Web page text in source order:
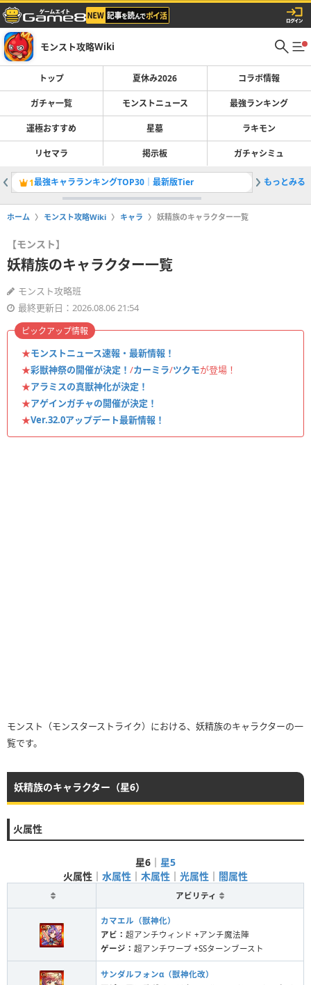
モンスト攻略Wiki
トップ 夏休み2026 コラボ情報
ガチャ一覧 モンストニュース 最強ランキング
運極おすすめ 星墓 ラキモン
リセマラ 掲示板 ガチャシミュ
1最強キャラランキングTOP30｜最新版Tier 2
もっとみる
ホーム モンスト攻略Wiki キャラ 妖精族のキャラクター一覧
【モンスト】
妖精族のキャラクター一覧
モンスト攻略班
最終更新日：2026.08.06 21:54
★モンストニュース速報・最新情報！
★彩獣神祭の開催が決定！ /カーミラ/ツクモが登場！
★アラミスの真獣神化が決定！
★アゲインガチャの開催が決定！
★Ver.32.0アップデート最新情報！
ピックアップ情報
モンスト（モンスターストライク）における、妖精族のキャラクターの一
覧です。
妖精族のキャラクター（星6）
火属性
星6
星5
火属性
水属性 木属性 光属性 闇属性
アビリティ
カマエル（獣神化）
アビ： 超アンチウィンド +アンチ魔法陣
ゲージ： 超アンチワープ +SSターンブースト
サンダルフォンα（獣神化改）